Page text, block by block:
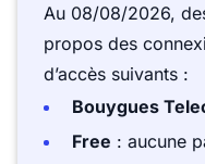
Au 08/08/2026,
propos des
d’accès suivants :
Bouygues
Free : aucune